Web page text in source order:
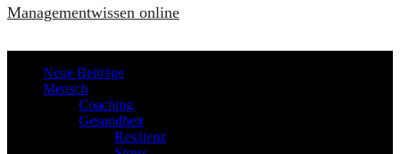
Managementwissen online
Neue Beiträge
Mensch
Coaching
Gesundheit
Resilienz